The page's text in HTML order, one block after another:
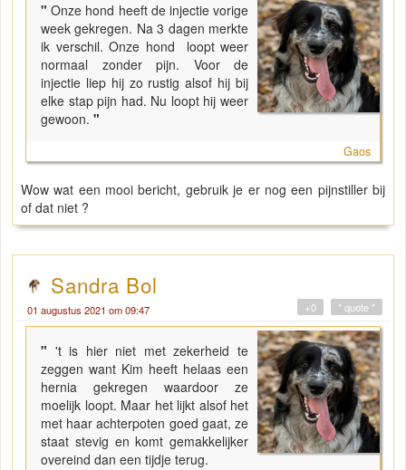
"Onze hond heeft de injectie vorige
week gekregen. Na 3 dagen merkte
ik verschil. Onze hond loopt weer
normaal zonder pijn. Voor de
injectie liep hij zo rustig alsof hij bij
elke stap pijn had. Nu loopt hij weer
gewoon. "
Gaos
Wow wat een mooi bericht, gebruik je er nog een pijnstiller bij
of dat niet ?
Sandra Bol
01 augustus 2021 om 09:47 " quote "
+0
" 't is hier niet met zekerheid te
zeggen want Kim heeft helaas een
hernia gekregen waardoor ze
moelijk loopt. Maar het lijkt alsof het
met haar achterpoten goed gaat, ze
staat stevig en komt gemakkelijker
overeind dan een tijdje terug.